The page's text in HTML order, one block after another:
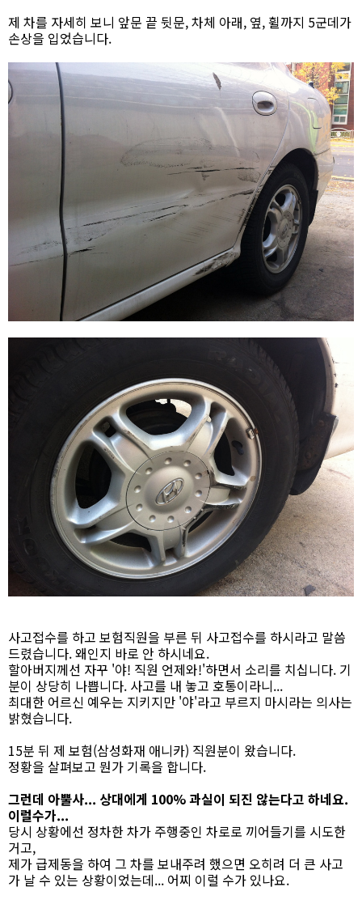
제 차를 자세히 보니 앞문 끝 뒷문, 차체 아래, 옆, 휠까지 5군데가
손상을 입었습니다.
사고접수를 하고 보험직원을 부른 뒤 사고접수를 하시라고 말씀
드렸습니다. 왜인지 바로 안 하시네요.
할아버지께선 자꾸 '야! 직원 언제와!'하면서 소리를 치십니다. 기
분이 상당히 나쁩니다. 사고를 내 놓고 호통이라니...
최대한 어르신 예우는 지키지만 '야'라고 부르지 마시라는 의사는
밝혔습니다.
15분 뒤 제 보험(삼성화재 애니카) 직원분이 왔습니다.
정황을 살펴보고 뭔가 기록을 합니다.
그런데 아뿔사... 상대에게 100% 과실이 되진 않는다고 하네요.
이럴수가...
당시 상황에선 정차한 차가 주행중인 차로로 끼어들기를 시도한
거고,
제가 급제동을 하여 그 차를 보내주려 했으면 오히려 더 큰 사고
가 날 수 있는 상황이었는데... 어찌 이럴 수가 있나요.